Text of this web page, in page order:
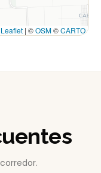
Leaflet | ©OSM©CARTO